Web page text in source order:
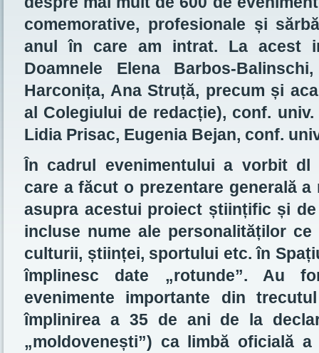
comemorative, profesionale și
anul în care am intrat. La acest
Doamnele Elena Barbos-
Harconița, Ana Struță, precum și
al Colegiului de redacție), conf.
Lidia Prisac, Eugenia Bejan, conf.
În cadrul evenimentului a vorbit dl
care a făcut o prezentare generală
asupra acestui proiect științific și
incluse nume ale personalităților
culturii, științei, sportului etc. în
împlinesc date „rotunde”. Au
evenimente importante din
împlinirea a 35 de ani de la
„moldovenești”) ca limbă oficială